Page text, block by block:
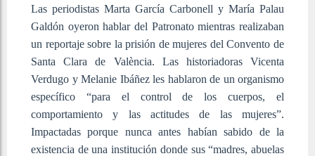
Las periodistas Marta García Carbonell y María Palau
Galdón oyeron hablar del Patronato mientras realizaban
un reportaje sobre la prisión de mujeres del Convento de
Santa Clara de València. Las historiadoras Vicenta
Verdugo y Melanie Ibáñez les hablaron de un organismo
específico “para el control de los cuerpos, el
comportamiento y las actitudes de las mujeres”.
Impactadas porque nunca antes habían sabido de la
existencia de una institución donde sus “madres, abuelas